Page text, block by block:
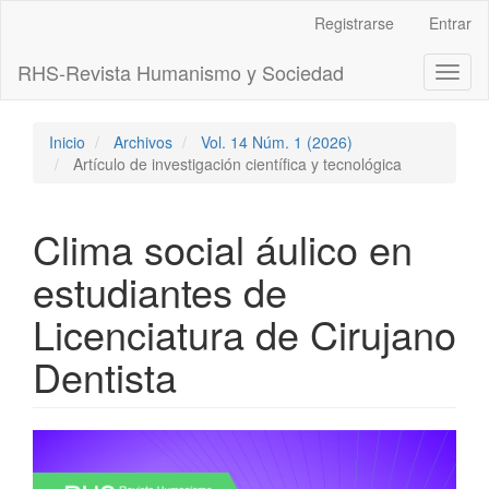
principal
Barra
Registrarse Entrar
RHS-Revista Humanismo y Sociedad
Inicio Archivos
Vol. 14 Núm. 1 (2026)
Artículo de investigación científica y tecnológica
Clima social áulico en
estudiantes de
Licenciatura de Cirujano
Dentista